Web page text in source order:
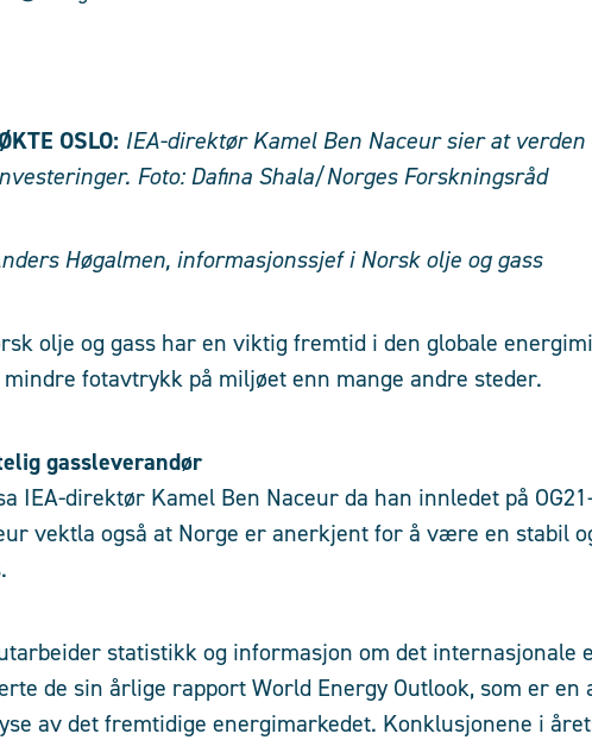
OSLO: IEA-direktør Kamel Ben Naceur sier at
Foto: Dafina Shala/Norges Forskningsråd
Høgalmen, informasjonssjef i Norsk olje og gass
olje og gass har en viktig fremtid i den globale
mindre fotavtrykk på miljøet enn mange andre steder.
gassleverandør
IEA-direktør Kamel Ben Naceur da han innledet på
vektla også at Norge er anerkjent for å være en stabil
statistikk og informasjon om det internasjonale
de sin årlige rapport World Energy Outlook, som er
av det fremtidige energimarkedet. Konklusjonene i